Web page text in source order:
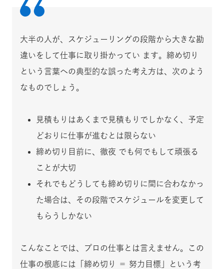
大半の人が、スケジューリングの段階から大きな勘
違いをして仕事に取り掛かってい ます。締め切り
という言葉への典型的な誤った考え方は、次のよう
なものでしょう。
見積もりはあくまで見積もりでしかなく、予定
どおりに仕事が進むとは限らない
締め切り目前に、徹夜 でも何でもして頑張る
ことが大切
それでもどうしても締め切りに間に合わなかっ
た場合は、その段階でスケジュールを変更して
もらうしかない
こんなことでは、プロの仕事とは言えません。この
仕事の根底には「締め切り ＝ 努力目標」という考